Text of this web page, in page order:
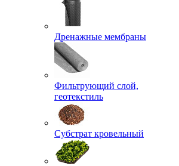
Дренажные мембраны
Фильтрующий слой,
геотекстиль
Субстрат кровельный